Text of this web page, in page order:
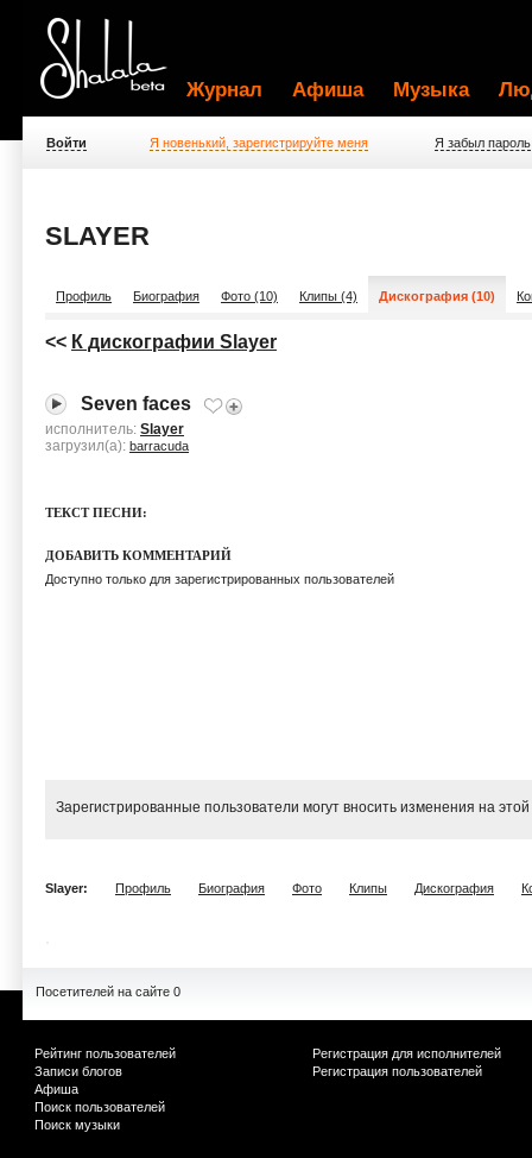
Журнал Афиша Музыка
Войти Я новенький, зарегистрируйте меня Я забыл пароль
SLAYER
Профиль Биография Фото (10) Клипы (4) Дискография (10)
<< К дискографии Slayer
Seven faces
исполнитель: Slayer
загрузил(а): barracuda
ТЕКСТ ПЕСНИ:
ДОБАВИТЬ КОММЕНТАРИЙ
Доступно только для зарегистрированных пользователей
Зарегистрированные пользователи могут вносить изменения на
Slayer: Профиль Биография Фото Клипы Дискография
Посетителей на сайте 0
Рейтинг пользователей
Записи блогов
Афиша
Поиск пользователей
Поиск музыки
Регистрация для исполнителей
Регистрация пользователей